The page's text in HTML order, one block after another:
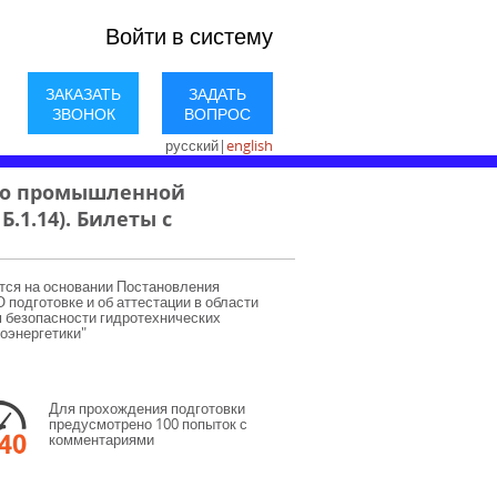
Войти в систему
ЗАКАЗАТЬ
ЗВОНОК
ЗАДАТЬ
ВОПРОС
русский|english
промышленной
Билеты с
на основании Постановления
и об аттестации в области
гидротехнических
Для прохождения подготовки
предусмотрено 100 попыток с
комментариями